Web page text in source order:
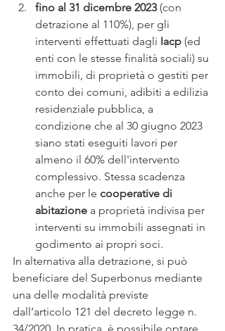
fino al 31 dicembre 2023 (con
detrazione al 110%), per gli
interventi effettuati dagli Iacp (ed
enti con le stesse finalità sociali) su
immobili, di proprietà o gestiti per
conto dei comuni, adibiti a edilizia
residenziale pubblica, a
condizione che al 30 giugno 2023
siano stati eseguiti lavori per
almeno il 60% dell'intervento
complessivo. Stessa scadenza
anche per le cooperative di
abitazione a proprietà indivisa per
interventi su immobili assegnati in
godimento ai propri soci.
In alternativa alla detrazione, si può
beneficiare del Superbonus mediante
una delle modalità previste
dall’articolo 121 del decreto legge n.